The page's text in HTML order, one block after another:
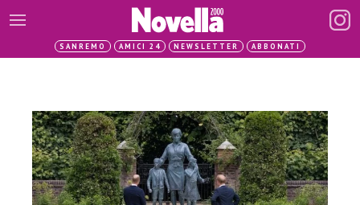
SANREMO AMICI 24 NEWSLETTER ABBONATI